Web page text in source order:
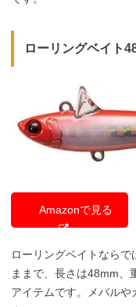
ローリングベイト
Amazonで見る
ローリングベイトなら
ままで、長さは48mm、
アイテムです。メバルや